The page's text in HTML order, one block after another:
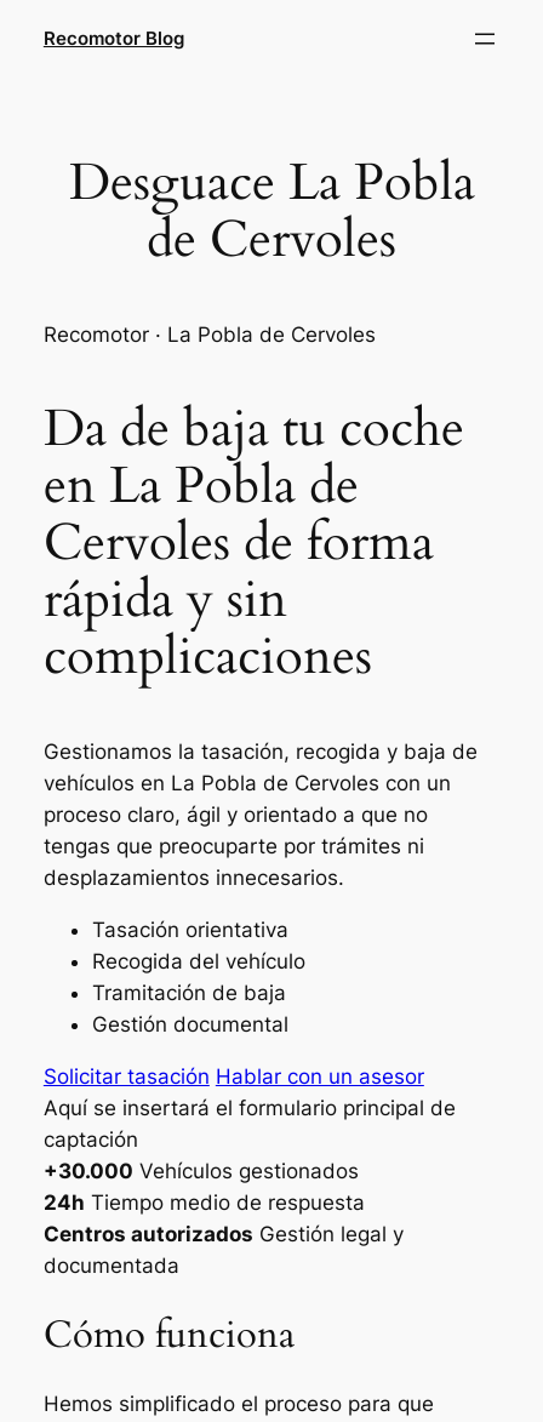
Recomotor Blog
Desguace La Pobla
de Cervoles
Recomotor · La Pobla de Cervoles
Da de baja tu coche
en La Pobla de
Cervoles de forma
rápida y sin
complicaciones
Gestionamos la tasación, recogida y baja de
vehículos en La Pobla de Cervoles con un
proceso claro, ágil y orientado a que no
tengas que preocuparte por trámites ni
desplazamientos innecesarios.
Tasación orientativa
Recogida del vehículo
Tramitación de baja
Gestión documental
Solicitar tasación Hablar con un asesor
Aquí se insertará el formulario principal de
captación
+30.000 Vehículos gestionados
24h Tiempo medio de respuesta
Centros autorizados Gestión legal y
documentada
Cómo funciona
Hemos simplificado el proceso para que